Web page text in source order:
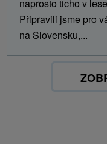
naprosto ticho v
Připravili jsme pro
na Slovensku,...